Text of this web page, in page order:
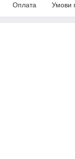
Оплата Умови